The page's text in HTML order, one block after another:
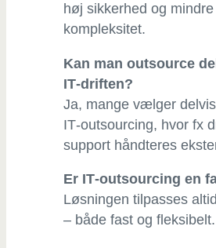
høj sikkerhed og
kompleksitet.
Kan man outsource
IT‑driften?
Ja, mange vælger delvis
IT‑outsourcing, hvor fx
support håndteres
Er IT‑outsourcing en
Løsningen tilpasses
– både fast og fleksibelt.